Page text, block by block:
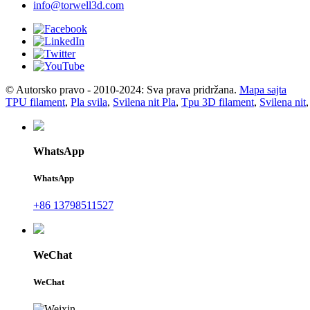
info@torwell3d.com
© Autorsko pravo - 2010-2024: Sva prava pridržana. Mapa sajta
TPU filament, Pla svila, Svilena nit Pla, Tpu 3D filament, Svilena nit,
WhatsApp
WhatsApp
+86 13798511527
WeChat
WeChat